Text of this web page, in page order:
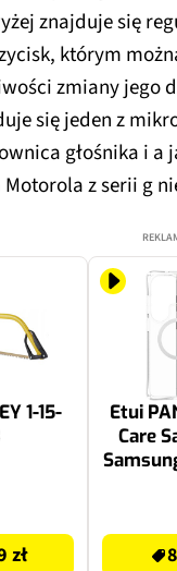
znajduje się
którym
zmiany jego
się jeden z
głośnika i a
z serii g
1-15-
zł
Etui
Care